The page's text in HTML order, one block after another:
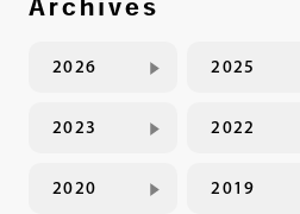
Archives
2026 2025
2023 2022
2020 2019